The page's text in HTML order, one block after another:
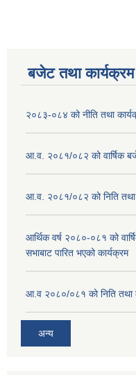
बजेट तथा कार्यक्रम
२०८३-०८४ को नीति तथा
आ.व. २०८१/०८२ को वार्षिक
आ.व. २०८१/०८२ को निति तथा
आर्थिक वर्ष २०८०-०८१ को
सभाबाट पारित भएको कार्यक्रम
आ.व २०८०/०८१ को निति तथा
अन्य